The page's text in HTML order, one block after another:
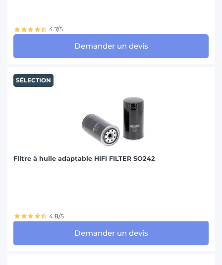
4.7/5
Demander un devis
SÉLECTION
Filtre à huile adaptable HIFI FILTER SO242
4.8/5
Demander un devis